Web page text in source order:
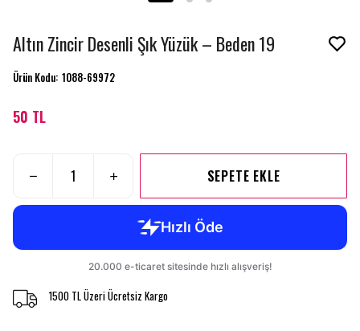
Altın Zincir Desenli Şık Yüzük – Beden 19
Ürün Kodu: 1088-69972
50 TL
SEPETE EKLE
1500 TL Üzeri Ücretsiz Kargo